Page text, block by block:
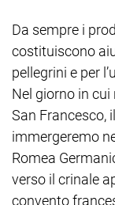
Da sempre i
costituiscono
pellegrini e per
Nel giorno in
San Francesco,
immergeremo
Romea
verso il crinale
convento